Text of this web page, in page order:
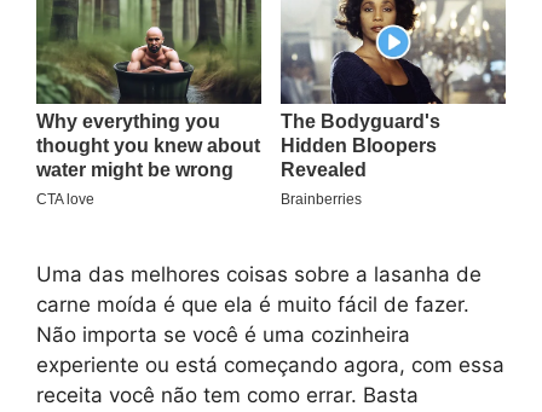
Uma das melhores coisas sobre a lasanha de
carne moída é que ela é muito fácil de fazer.
Não importa se você é uma cozinheira
experiente ou está começando agora, com essa
receita você não tem como errar. Basta